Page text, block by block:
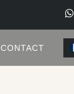
h
CONTACT